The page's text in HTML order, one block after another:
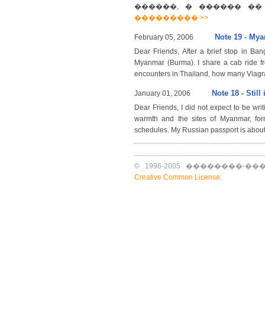
������, � ������
��������� >>
February 05, 2006 Note 19 -
Dear Friends, After a brief stop in
Myanmar (Burma). I share a cab ride
encounters in Thailand, how many
January 01, 2006 Note 18 - Still
Dear Friends, I did not expect to be
warmth and the sites of Myanmar,
schedules. My Russian passport is
© 1996-2005 ��������-
Creative Common License.